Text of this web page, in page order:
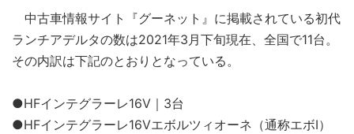
中古車情報サイト『グーネット』に掲載されている初代
ランチアデルタの数は2021年3月下旬現在、全国で11台。
その内訳は下記のとおりとなっている。
●HFインテグラーレ16V｜3台
●HFインテグラーレ16Vエボルツィオーネ（通称エボI）